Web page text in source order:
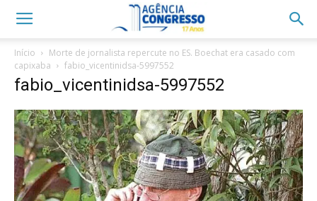
Início
Morte de jornalista repercute no ES. Boechat era casado com
capixaba
fabio_vicentinidsa-5997552
fabio_vicentinidsa-5997552